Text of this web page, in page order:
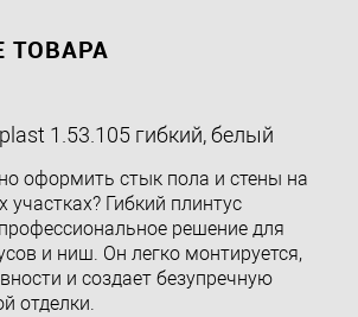
ТОВАРА
1.53.105 гибкий, белый
оформить стык пола и стены на
участках? Гибкий плинтус
решение для
и ниш. Он легко монтируется,
и создает безупречную
отделки.